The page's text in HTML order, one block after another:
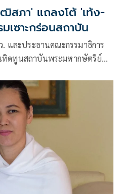
สภา' แถลงโต้ 'เท้ง-
เซาะกร่อนสถาบัน
และประธานคณะกรรมาธิการ
ทิดทูนสถาบันพระมหากษัตริย์
เลขาธิการคณะก้าวหน้า ที่เสนอ
ตรี ภายหลังปรากฏภาพ 9
งกันและบรรเทา